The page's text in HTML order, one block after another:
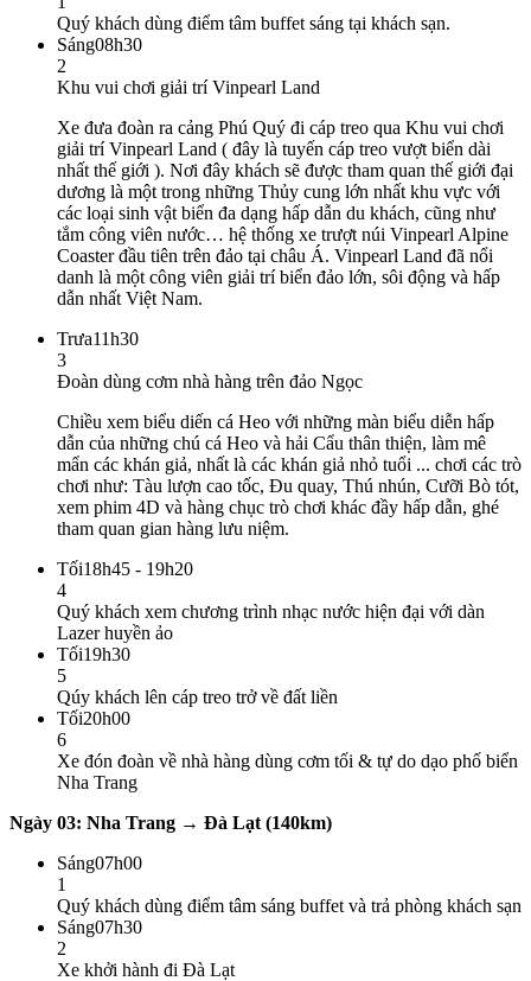
Quý khách dùng điểm tâm buffet sáng tại khách sạn.
Sáng08h30
2
Khu vui chơi giải trí Vinpearl Land
Xe đưa đoàn ra cảng Phú Quý đi cáp treo qua Khu vui chơi
giải trí Vinpearl Land ( đây là tuyến cáp treo vượt biển dài
nhất thế giới ). Nơi đây khách sẽ được tham quan thế giới đại
dương là một trong những Thủy cung lớn nhất khu vực với
các loại sinh vật biển đa dạng hấp dẫn du khách, cũng như
tắm công viên nước… hệ thống xe trượt núi Vinpearl Alpine
Coaster đầu tiên trên đảo tại châu Á. Vinpearl Land đã nổi
danh là một công viên giải trí biển đảo lớn, sôi động và hấp
dẫn nhất Việt Nam.
Trưa11h30
3
Đoàn dùng cơm nhà hàng trên đảo Ngọc
Chiều xem biểu diến cá Heo với những màn biểu diễn hấp
dẫn của những chú cá Heo và hải Cẩu thân thiện, làm mê
mẩn các khán giả, nhất là các khán giả nhỏ tuổi ... chơi các trò
chơi như: Tàu lượn cao tốc, Đu quay, Thú nhún, Cưỡi Bò tót,
xem phim 4D và hàng chục trò chơi khác đầy hấp dẫn, ghé
tham quan gian hàng lưu niệm.
Tối18h45 - 19h20
4
Quý khách xem chương trình nhạc nước hiện đại với dàn
Lazer huyền ảo
Tối19h30
5
Qúy khách lên cáp treo trở về đất liền
Tối20h00
6
Xe đón đoàn về nhà hàng dùng cơm tối & tự do dạo phố biển
Nha Trang
Ngày 03: Nha Trang → Đà Lạt (140km)
Sáng07h00
1
Quý khách dùng điểm tâm sáng buffet và trả phòng khách sạn
Sáng07h30
2
Xe khởi hành đi Đà Lạt